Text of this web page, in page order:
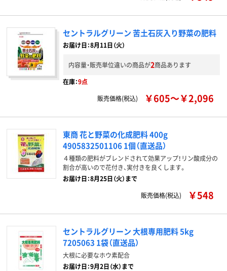
セントラルグリーン 苦土石灰入り野菜の肥料
お届け日：8月11日（火）
内容量・販売単位違いの商品が2商品あります
在庫：9点
販売価格(税込)
￥605～￥2,096
東商 花と野菜の化成肥料 400g
4905832501106 1個（直送品）
４種類の肥料がブレンドされて効果アップ！リン酸成分の
割合が高いので花付き、実付きを良くします。
お届け日：8月25日（火）まで
販売価格(税込)
￥548
セントラルグリーン 大根専用肥料 5kg
7205063 1袋（直送品）
大根に必要なホウ素配合
お届け日：9月2日（水）まで